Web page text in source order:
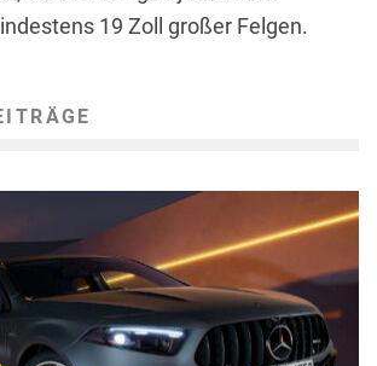
19 Zoll großer Felgen.